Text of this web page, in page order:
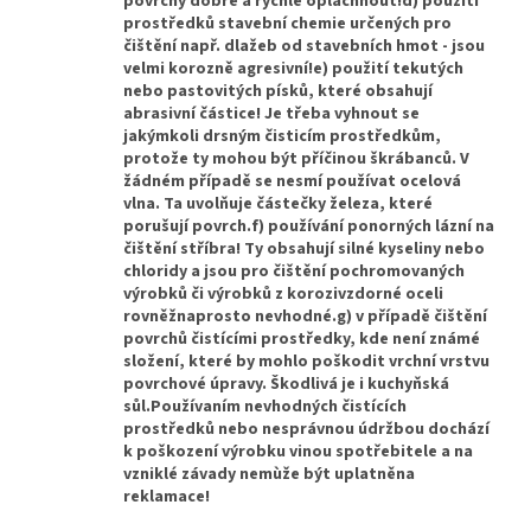
prostředků stavební chemie určených pro
čištění např. dlažeb od stavebních hmot - jsou
velmi korozně agresivní!e) použití tekutých
nebo pastovitých písků, které obsahují
abrasivní částice! Je třeba vyhnout se
jakýmkoli drsným čisticím prostředkům,
protože ty mohou být příčinou škrábanců. V
žádném případě se nesmí používat ocelová
vlna. Ta uvolňuje částečky železa, které
porušují povrch.f) používání ponorných lázní na
čištění stříbra! Ty obsahují silné kyseliny nebo
chloridy a jsou pro čištění pochromovaných
výrobků či výrobků z korozivzdorné oceli
rovněžnaprosto nevhodné.g) v případě čištění
povrchů čistícími prostředky, kde není známé
složení, které by mohlo poškodit vrchní vrstvu
povrchové úpravy. Škodlivá je i kuchyňská
sůl.Používaním nevhodných čistících
prostředků nebo nesprávnou údržbou dochází
k poškození výrobku vinou spotřebitele a na
vzniklé závady nemùže být uplatněna
reklamace!